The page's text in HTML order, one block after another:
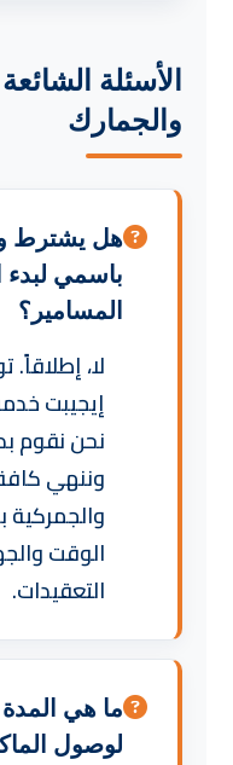
الأسئلة
والجمارك
هل يشترط
باسمي لبدء
المسامير؟
لا،
إيجيبت
نحن نقوم
وننهي كافة
الوقت
التعقيدات.
ما هي المدة
لوصول